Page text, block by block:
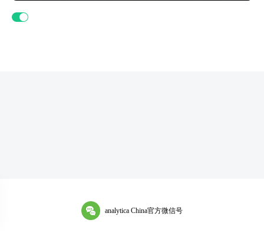
analytica China官方微信号